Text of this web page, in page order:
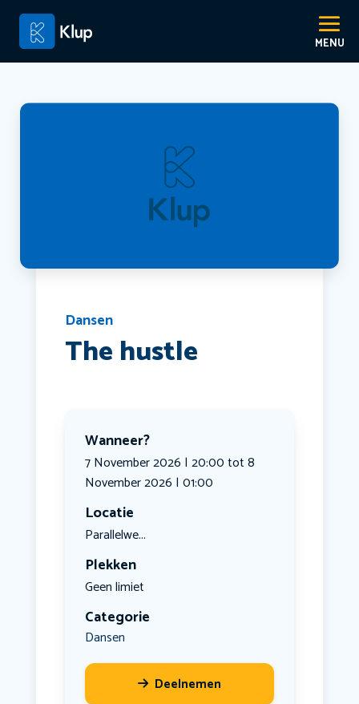
Dansen
The hustle
Wanneer?
7 November 2026 | 20:00 tot 8
November 2026 | 01:00
Locatie
Parallelwe...
Plekken
Geen limiet
Categorie
Dansen
Deelnemen